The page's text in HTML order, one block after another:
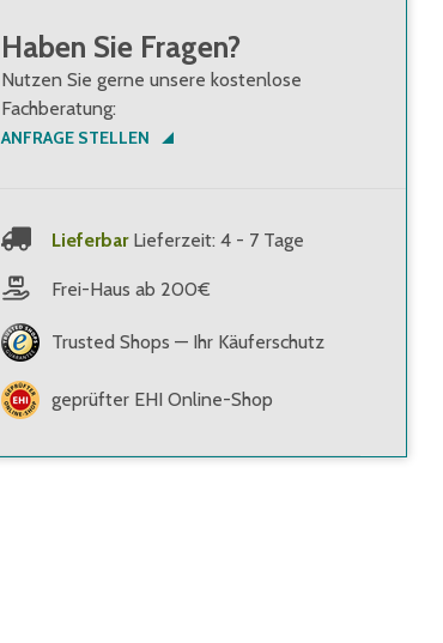
Haben Sie Fragen?
Nutzen Sie gerne unsere kostenlose
Fachberatung:
ANFRAGE STELLEN
Lieferbar Lieferzeit: 4 - 7 Tage
Frei-Haus ab 200€
Trusted Shops — Ihr Käuferschutz
geprüfter EHI Online-Shop